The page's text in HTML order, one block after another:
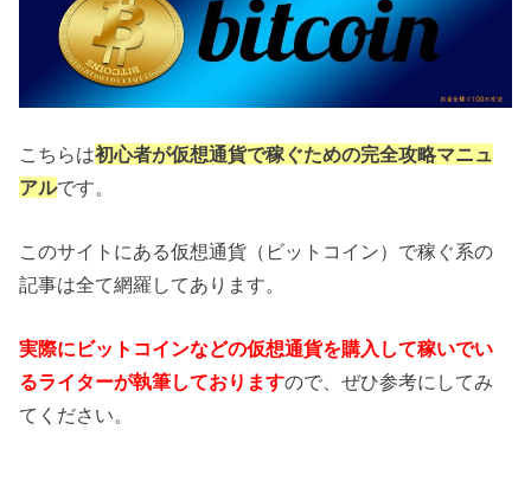
こちらは初心者が仮想通貨で稼ぐための完全攻略マニュ
アルです。
このサイトにある仮想通貨（ビットコイン）で稼ぐ系の
記事は全て網羅してあります。
実際にビットコインなどの仮想通貨を購入して稼いでい
るライターが執筆しておりますので、ぜひ参考にしてみ
てください。